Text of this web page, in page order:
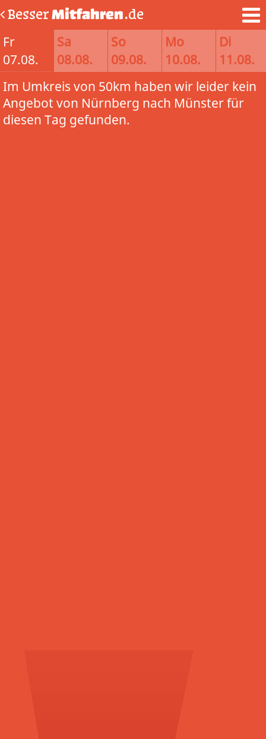
BesserMitfahren.de
Fr
07.08.
Sa
08.08.
So
09.08.
Mo
10.08.
Di
11.08.
Im Umkreis von 50km haben wir leider kein
Angebot von Nürnberg nach Münster für
diesen Tag gefunden.